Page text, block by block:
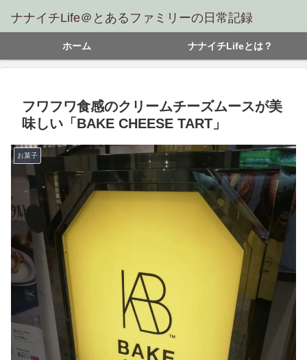
ナナイチLife＠とあるファミリーの日常記録
ホーム ナナイチLifeとは？
フワフワ食感のクリームチーズムースが美
味しい「BAKE CHEESE TART」
お菓子